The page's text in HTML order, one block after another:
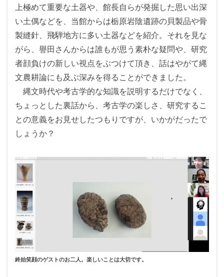
上極めて重要な土器や、館長自らが発掘した思い出深
い土偶などを、当館からは栃原岩陰遺跡の貝製品や骨
製縫針、飛騨地方に多い土器などを紹介。それを見な
がら、譽田さんからは誰もが思う素朴な疑問や、研究
者顔負けの新しい視点をぶつけて頂き、話はやがて縄
文農耕論にも及ぶ深みを得ることができました。
縄文時代や考古学的な知識を説明するだけでなく、
ちょっとした裏話から、考古学の楽しさ、研究するこ
との意義をお見せしたつもりですが、いかがだったで
しょうか？
終始笑顔のゲストのお二人。楽しいことは大切です。